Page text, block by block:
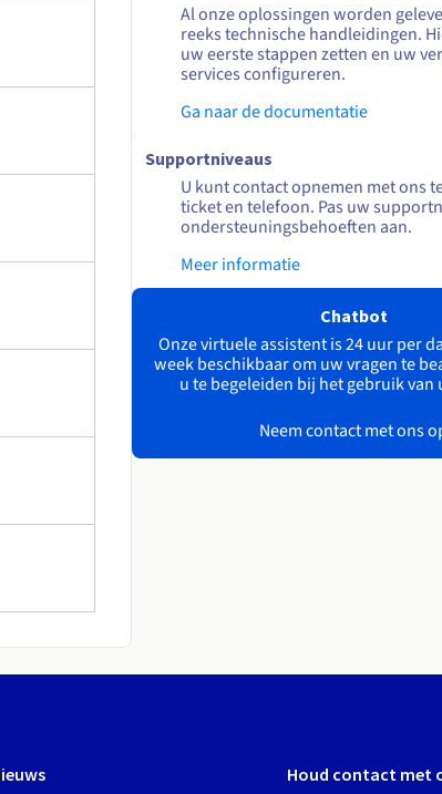
Al onze oplossingen worden
reeks technische handleidingen.
uw eerste stappen zetten en uw
services configureren.
Ga naar de documentatie
Supportniveaus
U kunt contact opnemen met ons
ticket en telefoon. Pas uw
ondersteuningsbehoeften aan.
Meer informatie
Chatbot
Onze virtuele assistent is 24 uur per
week beschikbaar om uw vragen te
u te begeleiden bij het gebruik van
Neem contact met ons
Houd contact met